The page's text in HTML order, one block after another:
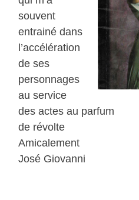
souvent
entrainé dans
l’accélération
de ses
personnages
au service
des actes au parfum
de révolte
Amicalement
José Giovanni